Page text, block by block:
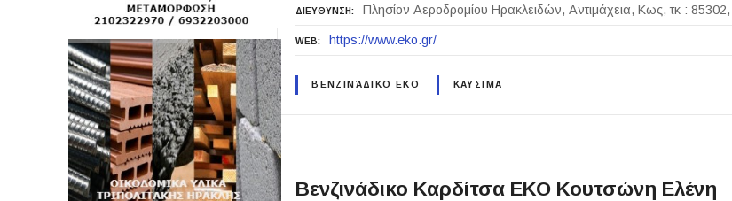
ΔΙΕΥΘΥΝΣΗ Πλησίον Αεροδρομίου Ηρακλειδών, Αντιμάχεια, Κως, τκ :
WEB https://www.eko.gr/
ΒΕΝΖΙΝΆΔΙΚΟ EKO ΚΑΥΣΙΜΑ
Βενζινάδικο Καρδίτσα ΕΚΟ Κουτσώνη Ελένη